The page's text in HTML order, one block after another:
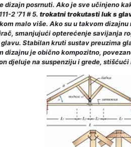
dizajn posrnuti. Ako je sve učinjeno
2 '71 # 5. trokatni trokutasti luk s
malo više. Ako su u takvom
smanjujući opterećenje savijanja
Stabilan kruti sustav preuzima
dizajnu je obično kompozitno,
djeluje na suspenziju i grede, stišćući